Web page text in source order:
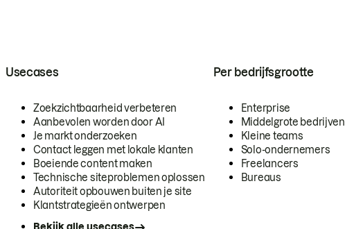
Usecases
Zoekzichtbaarheid verbeteren
Aanbevolen worden door AI
Je markt onderzoeken
Contact leggen met lokale klanten
Boeiende content maken
Technische siteproblemen oplossen
Autoriteit opbouwen buiten je site
Klantstrategieën ontwerpen
Per bedrijfsgrootte
Enterprise
Middelgrote bedrijven
Kleine teams
Solo-ondernemers
Freelancers
Bureaus